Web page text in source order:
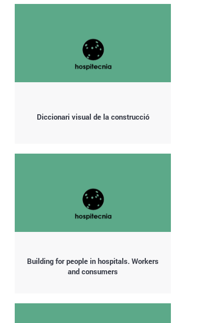
Diccionari visual de la construcció
Building for people in hospitals. Workers
and consumers